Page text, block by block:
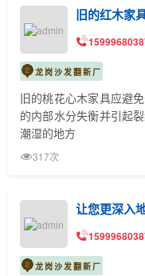
旧的红木家
龙岗沙发翻新厂
旧的桃花心木家具应避
的内部水分失衡并引起
潮湿的地方
317次
让您更深入
龙岗沙发翻新厂